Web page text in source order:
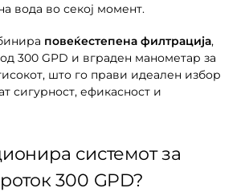
вода во секој момент.
повеќестепена филтрација,
300 GPD и вграден манометар за
што го прави идеален избор
сигурност, ефикасност и
системот за
300 GPD?